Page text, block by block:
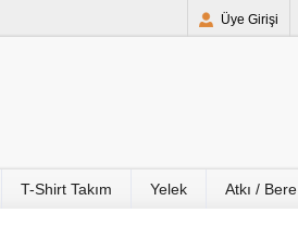
Üye Girişi
T-Shirt Takım Yelek Atkı / Bere